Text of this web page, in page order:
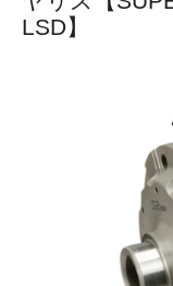
LSD】